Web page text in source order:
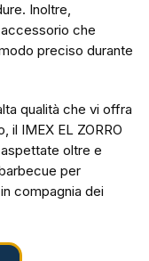
Inoltre,
che
preciso durante
qualità che vi offra
il IMEX EL ZORRO
oltre e
per
compagnia dei